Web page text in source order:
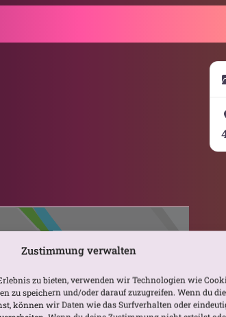
Zustimmung verwalten
zu bieten, verwenden wir Technologien wie
zu speichern und/oder darauf zuzugreifen. Wenn du
können wir Daten wie das Surfverhalten oder